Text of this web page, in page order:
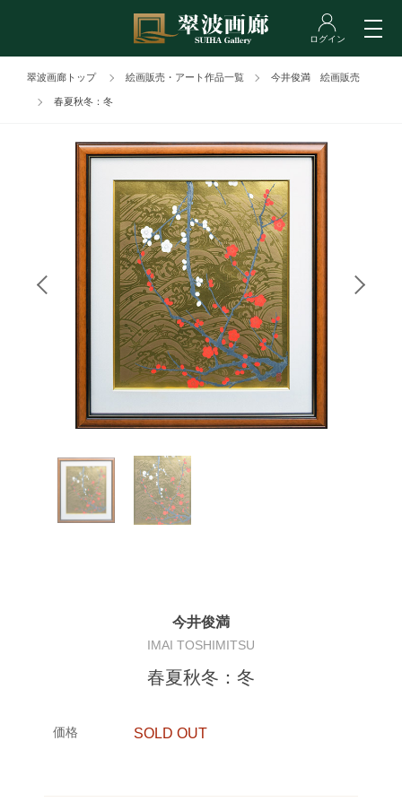
翠波画廊トップ 絵画販売・アート作品一覧 今井俊満 絵画販売
春夏秋冬：冬
今井俊満
IMAI TOSHIMITSU
春夏秋冬：冬
価格 SOLD OUT